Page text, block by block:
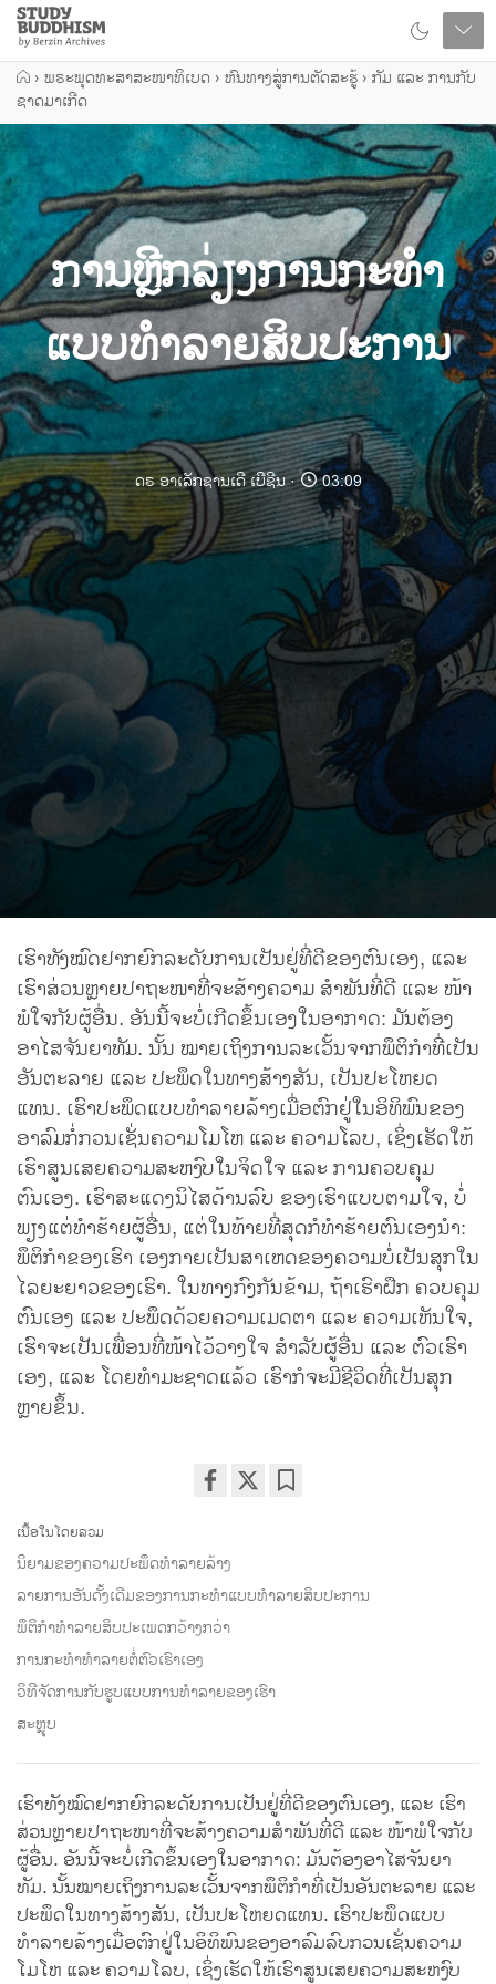
Close
Study
Buddhism
Home
› ພຣະພຸດທະສາສະໜາທິເບດ › ຫົນທາງສູ່ການຕັດສະຮູ້ › ກັມ ແລະ ການກັບ
ຊາດມາເກີດ
ການຫຼີກລ່ຽງການກະທຳ
ແບບທໍາລາຍສິບປະການ
ດຣ ອາເລັກຊານເດີ ເບີຊີນ 03:09
ເຮົາທັງໝົດຢາກຍົກລະດັບການເປັນຢູ່ທີ່ດີຂອງຕົນເອງ, ແລະ
ເຮົາສ່ວນຫຼາຍປາຖະໜາທີ່ຈະສ້າງຄວາມ ສຳພັນທີ່ດີ ແລະ ໜ້າ
ພໍໃຈກັບຜູ້ອື່ນ. ອັນນີ້ຈະບໍ່ເກີດຂຶ້ນເອງໃນອາກາດ: ມັນຕ້ອງ
ອາໄສຈັນຍາທັມ. ນັ້ນ ໝາຍເຖິງການລະເວັ້ນຈາກພຶຕິກຳທີ່ເປັນ
ອັນຕະລາຍ ແລະ ປະພຶດໃນທາງສ້າງສັນ, ເປັນປະໂຫຍດ
ແທນ. ເຮົາປະພຶດແບບທຳລາຍລ້າງເມື່ອຕົກຢູ່ໃນອິທິພົນຂອງ
ອາລົມກໍ່ກວນເຊັ່ນຄວາມໂມໂຫ ແລະ ຄວາມໂລບ, ເຊິ່ງເຮັດໃຫ້
ເຮົາສູນເສຍຄວາມສະຫງົບໃນຈິດໃຈ ແລະ ການຄວບຄຸມ
ຕົນເອງ. ເຮົາສະແດງນິໄສດ້ານລົບ ຂອງເຮົາແບບຕາມໃຈ, ບໍ່
ພຽງແຕ່ທຳຮ້າຍຜູ້ອື່ນ, ແຕ່ໃນທ້າຍທີ່ສຸດກໍທຳຮ້າຍຕົນເອງນຳ:
ພຶຕິກຳຂອງເຮົາ ເອງກາຍເປັນສາເຫດຂອງຄວາມບໍ່ເປັນສຸກໃນ
ໄລຍະຍາວຂອງເຮົາ. ໃນທາງກົງກັນຂ້າມ, ຖ້າເຮົາຝຶກ ຄວບຄຸມ
ຕົນເອງ ແລະ ປະພຶດດ້ວຍຄວາມເມດຕາ ແລະ ຄວາມເຫັນໃຈ,
ເຮົາຈະເປັນເພື່ອນທີ່ໜ້າໄວ້ວາງໃຈ ສຳລັບຜູ້ອື່ນ ແລະ ຕົວເຮົາ
ເອງ, ແລະ ໂດຍທຳມະຊາດແລ້ວ ເຮົາກໍຈະມີຊີວິດທີ່ເປັນສຸກ
ຫຼາຍຂຶ້ນ.
facebook
ເນື້ອໃນໂດຍລວມ
ນິຍາມຂອງຄວາມປະພຶດທຳລາຍລ້າງ
ລາຍການອັນດັ້ງເດີມຂອງການກະທຳແບບທຳລາຍສິບປະການ
ພຶຕິກຳທຳລາຍສິບປະເພດກວ້າງກວ່າ
ການກະທຳທຳລາຍຕໍ່ຕົວເຮົາເອງ
ວິທີຈັດການກັບຮູບແບບການທຳລາຍຂອງເຮົາ
ສະຫຼຸບ
ເຮົາທັງໝົດຢາກຍົກລະດັບການເປັນຢູ່ທີ່ດີຂອງຕົນເອງ, ແລະ ເຮົາ
ສ່ວນຫຼາຍປາຖະໜາທີ່ຈະສ້າງຄວາມສຳພັນທີ່ດີ ແລະ ໜ້າພໍໃຈກັບ
ຜູ້ອື່ນ. ອັນນີ້ຈະບໍ່ເກີດຂຶ້ນເອງໃນອາກາດ: ມັນຕ້ອງອາໄສຈັນຍາ
ທັມ. ນັ້ນໝາຍເຖິງການລະເວັ້ນຈາກພຶຕິກຳທີ່ເປັນອັນຕະລາຍ ແລະ
ປະພຶດໃນທາງສ້າງສັນ, ເປັນປະໂຫຍດແທນ. ເຮົາປະພຶດແບບ
ທຳລາຍລ້າງເມື່ອຕົກຢູ່ໃນອິທິພົນຂອງອາລົມລົບກວນເຊັ່ນຄວາມ
ໂມໂຫ ແລະ ຄວາມໂລບ, ເຊິ່ງເຮັດໃຫ້ເຮົາສູນເສຍຄວາມສະຫງົບ